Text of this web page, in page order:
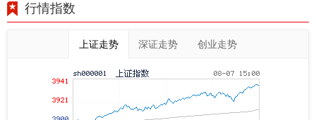
行情指数
上证走势 深证走势 创业走势